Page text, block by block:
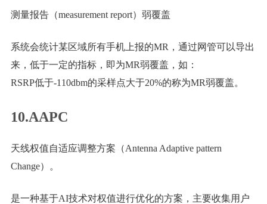
测量报告（measurement report）弱覆盖
系统会统计某区域所有手机上报的MR，通过网管可以导出
来，低于一定的指标，即为MR弱覆盖，如：
RSRP低于-110dbm的采样点大于20%的称为MR弱覆盖。
10.AAPC
天线权值自适应调整方案（Antenna Adaptive pattern
Change）。
是一种基于AI技术对权值进行优化的方案，主要收集用户